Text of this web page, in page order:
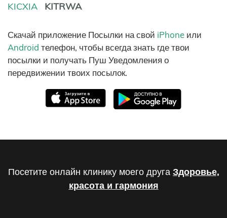
KICXIA KITRWA
Скачай приложение Посылки на свой iPhone или
Android телефон, чтобы всегда знать где твои
посылки и получать Пуш Уведомления о
передвижении твоих посылок.
Посетите онлайн клинику моего друга Здоровье,
красота и гармония